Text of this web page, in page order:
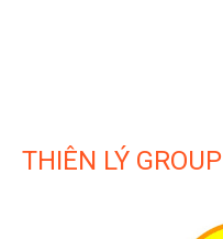
THIÊN LÝ GROUP